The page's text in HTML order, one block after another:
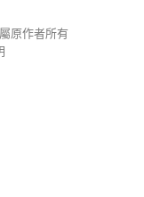
原作者所有